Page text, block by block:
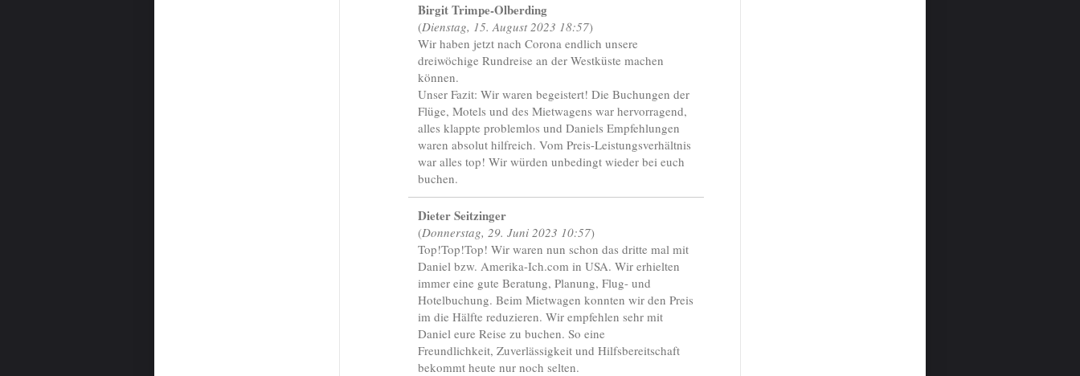
Birgit Trimpe-Olberding
(Dienstag, 15. August 2023 18:57)
Wir haben jetzt nach Corona endlich unsere
dreiwöchige Rundreise an der Westküste machen
können.
Unser Fazit: Wir waren begeistert! Die Buchungen der
Flüge, Motels und des Mietwagens war hervorragend,
alles klappte problemlos und Daniels Empfehlungen
waren absolut hilfreich. Vom Preis-Leistungsverhältnis
war alles top! Wir würden unbedingt wieder bei euch
buchen.
Dieter Seitzinger
(Donnerstag, 29. Juni 2023 10:57)
Top!Top!Top! Wir waren nun schon das dritte mal mit
Daniel bzw. Amerika-Ich.com in USA. Wir erhielten
immer eine gute Beratung, Planung, Flug- und
Hotelbuchung. Beim Mietwagen konnten wir den Preis
im die Hälfte reduzieren. Wir empfehlen sehr mit
Daniel eure Reise zu buchen. So eine
Freundlichkeit, Zuverlässigkeit und Hilfsbereitschaft
bekommt heute nur noch selten.